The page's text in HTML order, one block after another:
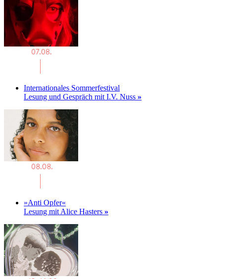
Internationales Sommerfestival
Lesung und Gespräch mit I.V. Nuss »
»Anti Opfer«
Lesung mit Alice Hasters »